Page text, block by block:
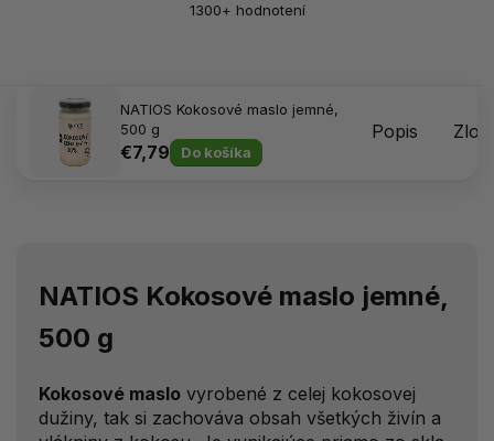
1300+ hodnotení
NATIOS Kokosové maslo jemné,
500 g
€7,79 Do košíka
Popis
NATIOS Kokosové maslo jemné,
500 g
Kokosové maslo vyrobené z celej kokosovej
dužiny, tak si zachováva obsah všetkých živín a